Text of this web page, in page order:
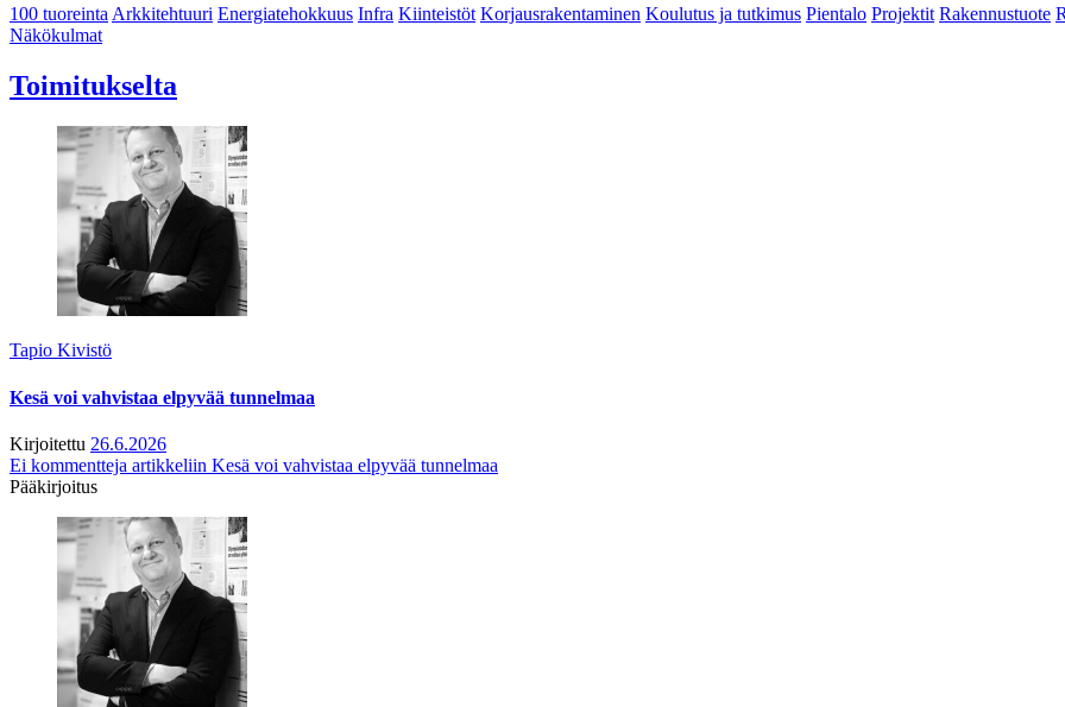
100 tuoreintaArkkitehtuuri Energiatehokkuus Infra Kiinteistöt Korjausrakentaminen Koulutus ja tutkimus Pientalo Projektit Rakennustuote
Näkökulmat
Toimitukselta
Tapio Kivistö
Kesä voi vahvistaa elpyvää tunnelmaa
Kirjoitettu 26.6.2026
Ei kommentteja artikkeliin Kesä voi vahvistaa elpyvää tunnelmaa
Pääkirjoitus